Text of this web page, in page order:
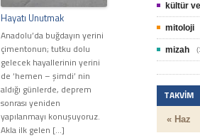
Hayatı Unutmak
Anadolu’da buğdayın yerini
çimentonun; tutku dolu
gelecek hayallerinin yerini
de ‘hemen – şimdi’ nin
aldığı günlerde, deprem
sonrası yeniden
yapılanmayı konuşuyoruz.
Akla ilk gelen […]
kültür
mitoloji
mizah
TAKVIM
« Haz